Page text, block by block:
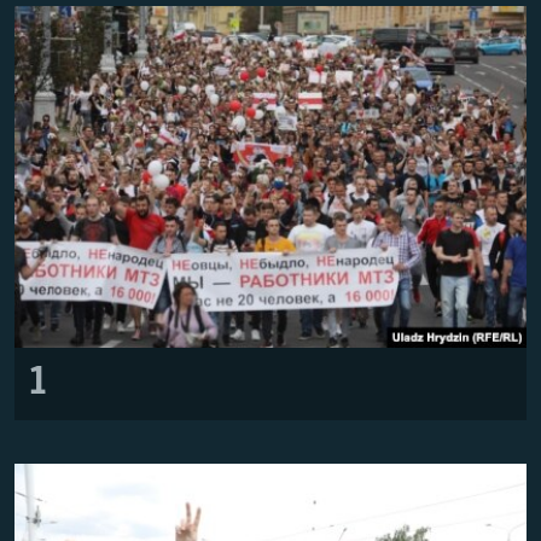
ВІДЕОУРОКИ «ELIFBE»
СВІДЧЕННЯ ОКУПАЦІЇ
УКРАЇНСЬКА ПРОБЛЕМА КРИМУ
ІНФОГРАФІКА
Русский
Qırımtatar
ДОЛУЧАЙСЯ!
Усі сайти RFE/RL
1